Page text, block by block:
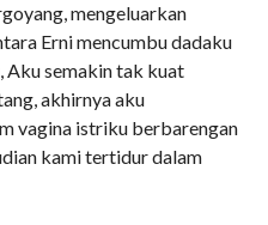
mengeluarkan
Erni mencumbu dadaku
Aku semakin tak kuat
akhirnya aku
vagina istriku berbarengan
kami tertidur dalam